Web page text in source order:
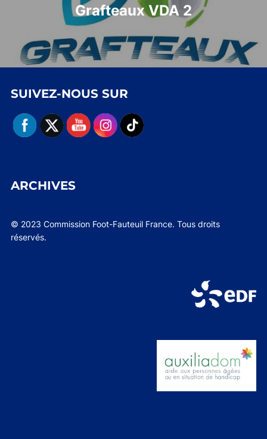
l’article
Grafteaux VDA 2
SUIVEZ-NOUS SUR
ARCHIVES
© 2023 Commission Foot-Fauteuil France. Tous droits
réservés.